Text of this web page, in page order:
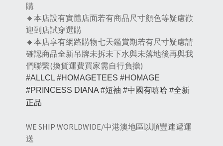
購
🔹本店設有實體店面若有商品尺寸顏色等疑慮歡
迎到店試穿選購
🔹本店享有網路購物七天鑑賞期若有尺寸疑慮請
確認商品全新吊牌未拆未下水與未落地後再與我
們聯繫(換貨運費買家需自行負擔)
#ALLCL #HOMAGETEES #HOMAGE
#PRINCESS DIANA #短袖 #中國有嘻哈 #全新
正品
WE SHIP WORLDWIDE/中港澳地區以順豐速遞運
送